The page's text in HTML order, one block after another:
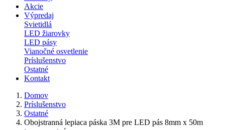
Akcie
Výpredaj
Svietidlá
LED žiarovky
LED pásy
Vianočné osvetlenie
Príslušenstvo
Ostatné
Kontakt
Domov
Príslušenstvo
Ostatné
Obojstranná lepiaca páska 3M pre LED pás 8mm x 50m